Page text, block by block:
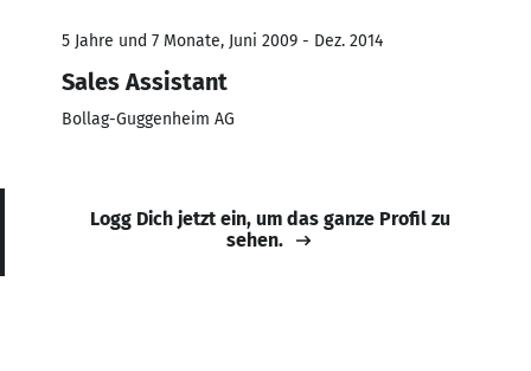
5 Jahre und 7 Monate, Juni 2009 - Dez. 2014
Sales Assistant
Bollag-Guggenheim AG
Logg Dich jetzt ein, um das ganze Profil zu
sehen.